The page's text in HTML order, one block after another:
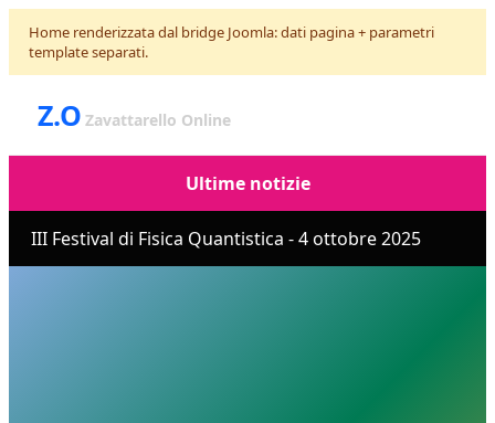
Home renderizzata dal bridge Joomla: dati pagina + parametri
template separati.
Z.O Zavattarello Online
Ultime notizie
III Festival di Fisica Quantistica - 4 ottobre 2025